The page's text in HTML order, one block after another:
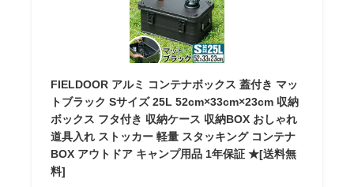
FIELDOOR アルミ コンテナボックス 蓋付き マッ
トブラック Sサイズ 25L 52cm×33cm×23cm 収納
ボックス フタ付き 収納ケース 収納BOX おしゃれ
道具入れ ストッカー 軽量 スタッキング コンテナ
BOX アウトドア キャンプ用品 1年保証 ★[送料無
料]